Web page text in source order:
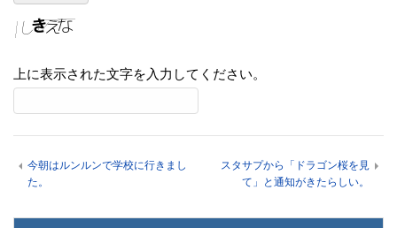
上に表示された文字を入力してください。
今朝はルンルンで学校に行きまし
た。
スタサプから「ドラゴン桜を見
て」と通知がきたらしい。